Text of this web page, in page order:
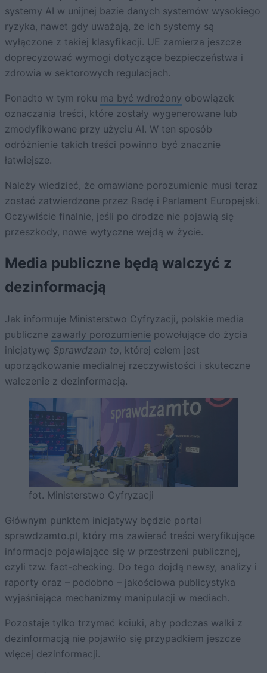
systemy AI w unijnej bazie danych systemów wysokiego
ryzyka, nawet gdy uważają, że ich systemy są
wyłączone z takiej klasyfikacji. UE zamierza jeszcze
doprecyzować wymogi dotyczące bezpieczeństwa i
zdrowia w sektorowych regulacjach.
Ponadto w tym roku ma być wdrożony obowiązek
oznaczania treści, które zostały wygenerowane lub
zmodyfikowane przy użyciu AI. W ten sposób
odróżnienie takich treści powinno być znacznie
łatwiejsze.
Należy wiedzieć, że omawiane porozumienie musi teraz
zostać zatwierdzone przez Radę i Parlament Europejski.
Oczywiście finalnie, jeśli po drodze nie pojawią się
przeszkody, nowe wytyczne wejdą w życie.
Media publiczne będą walczyć z
dezinformacją
Jak informuje Ministerstwo Cyfryzacji, polskie media
publiczne zawarły porozumienie powołujące do życia
inicjatywę Sprawdzam to, której celem jest
uporządkowanie medialnej rzeczywistości i skuteczne
walczenie z dezinformacją.
fot. Ministerstwo Cyfryzacji
Głównym punktem inicjatywy będzie portal
sprawdzamto.pl, który ma zawierać treści weryfikujące
informacje pojawiające się w przestrzeni publicznej,
czyli tzw. fact-checking. Do tego dojdą newsy, analizy i
raporty oraz – podobno – jakościowa publicystyka
wyjaśniająca mechanizmy manipulacji w mediach.
Pozostaje tylko trzymać kciuki, aby podczas walki z
dezinformacją nie pojawiło się przypadkiem jeszcze
więcej dezinformacji.